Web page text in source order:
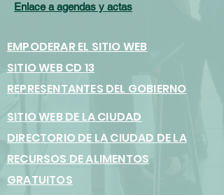
Enlace a agendas y actas
EMPODERAR EL SITIO WEB
SITIO WEB CD 13
REPRESENTANTES DEL GOBIERNO
SITIO WEB DE LA CIUDAD
DIRECTORIO DE LA CIUDAD DE LA
RECURSOS DE ALIMENTOS
GRATUITOS